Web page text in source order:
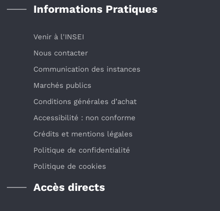
Informations Pratiques
Venir à l'INSEI
Nous contacter
Communication des instances
Marchés publics
Conditions générales d’achat
Accessibilité : non conforme
Crédits et mentions légales
Politique de confidentialité
Politique de cookies
Accès directs